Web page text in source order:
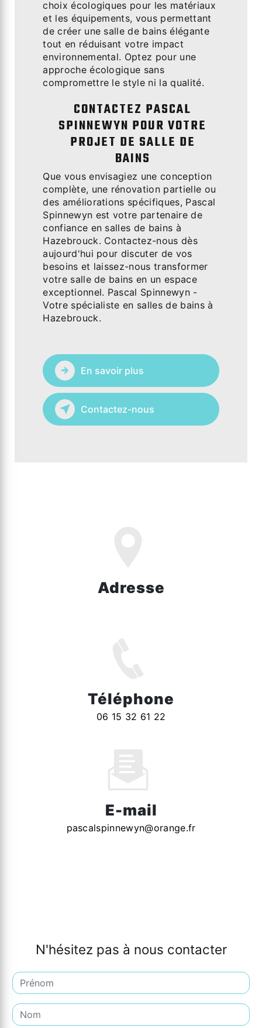
choix écologiques pour les matériaux
et les équipements, vous permettant
de créer une salle de bains élégante
tout en réduisant votre impact
environnemental. Optez pour une
approche écologique sans
compromettre le style ni la qualité.
CONTACTEZ PASCAL
SPINNEWYN POUR VOTRE
PROJET DE SALLE DE
BAINS
Que vous envisagiez une conception
complète, une rénovation partielle ou
des améliorations spécifiques, Pascal
Spinnewyn est votre partenaire de
confiance en salles de bains à
Hazebrouck. Contactez-nous dès
aujourd'hui pour discuter de vos
besoins et laissez-nous transformer
votre salle de bains en un espace
exceptionnel. Pascal Spinnewyn -
Votre spécialiste en salles de bains à
Hazebrouck.
En savoir plus
Contactez-nous
Adresse
Téléphone
06 15 32 61 22
E-mail
pascalspinnewyn@orange.fr
N'hésitez pas à nous contacter